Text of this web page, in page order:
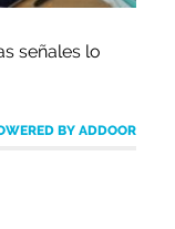
señales lo
BY ADDOOR